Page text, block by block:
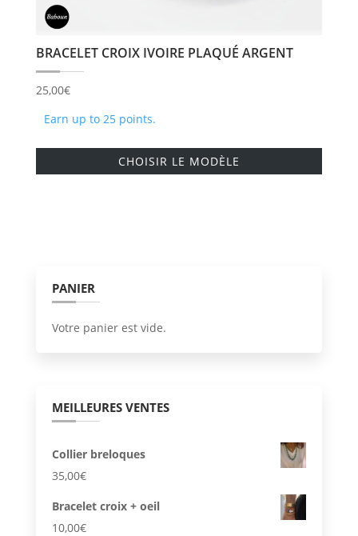
BRACELET CROIX IVOIRE PLAQUÉ ARGENT
25,00€
Earn up to 25 points.
CHOISIR LE MODÈLE
Ce
PANIER
Votre panier est vide.
MEILLEURES VENTES
Collier breloques
35,00€
Bracelet croix + oeil
10,00€